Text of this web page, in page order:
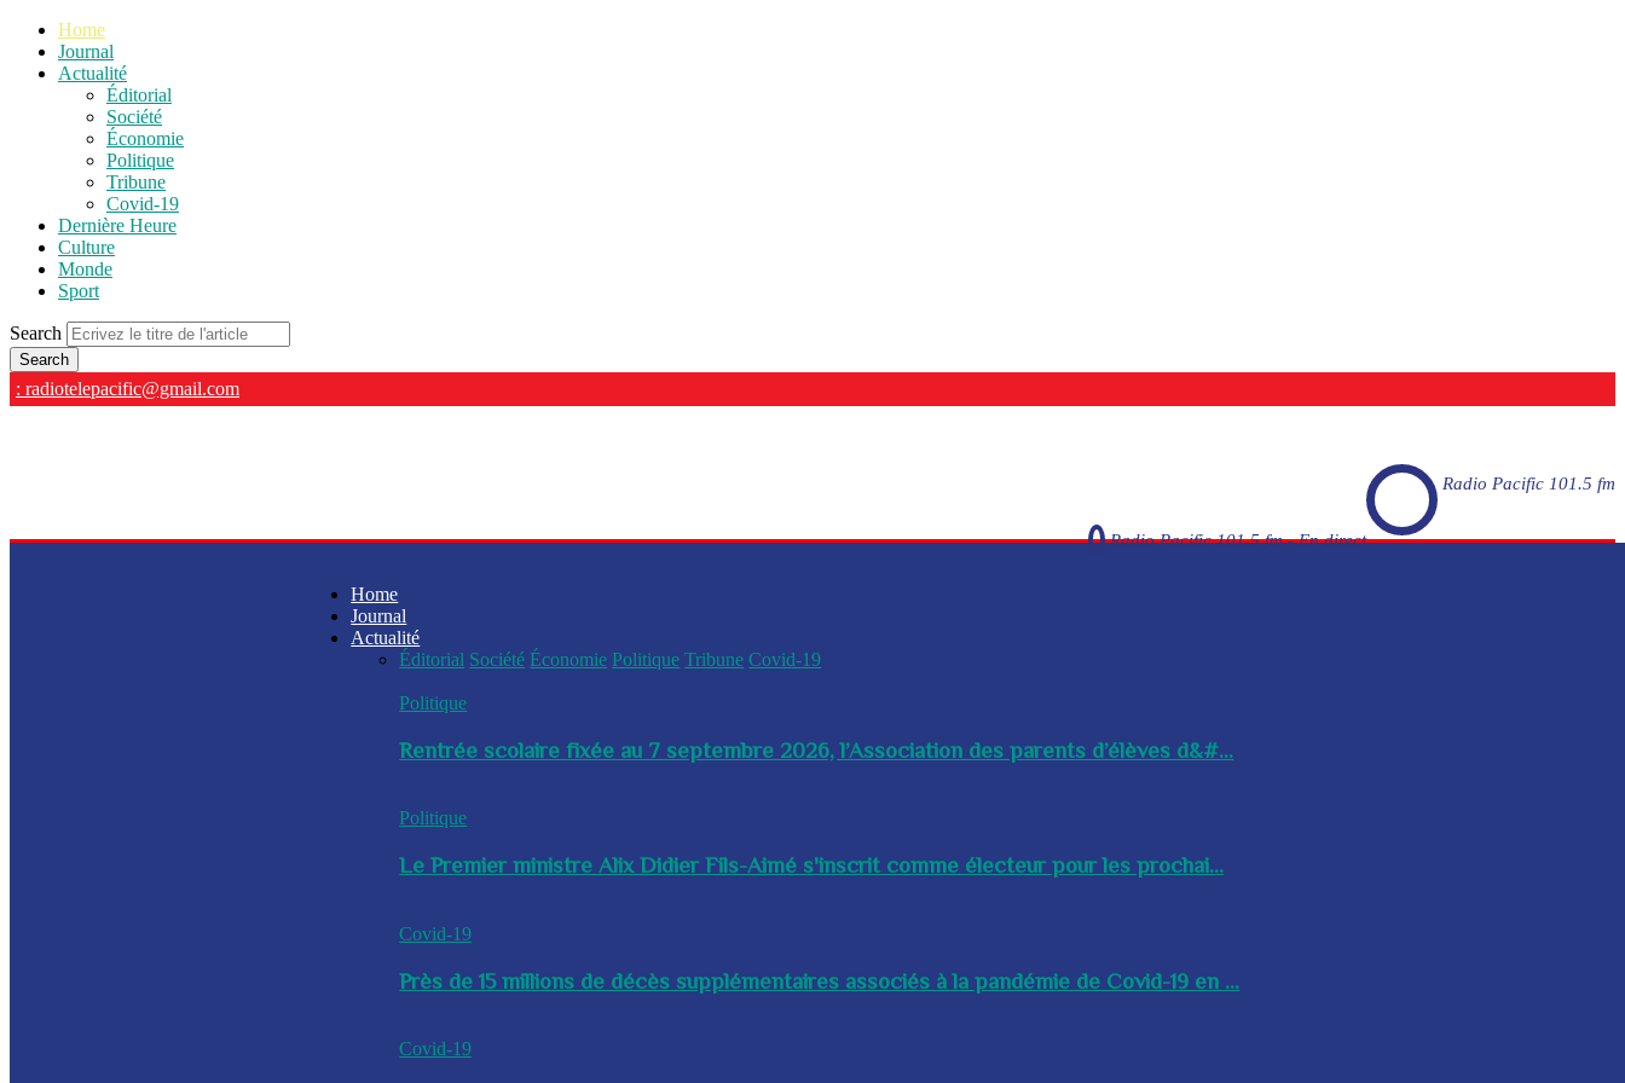
Home
Journal
Actualité
Éditorial
Société
Économie
Politique
Tribune
Covid-19
Dernière Heure
Culture
Monde
Sport
Search
: radiotelepacific@gmail.com
Radio Pacific 101.5 fm
Radio Pacific 101.5 fm - En direct
Home
Journal
Actualité
Éditorial Société Économie Politique Tribune Covid-19
Politique
Rentrée scolaire fixée au 7 septembre 2026, l’Association des parents d’élèves d&#...
Politique
Le Premier ministre Alix Didier Fils-Aimé s'inscrit comme électeur pour les prochai...
Covid-19
Près de 15 millions de décès supplémentaires associés à la pandémie de Covid-19 en ...
Covid-19